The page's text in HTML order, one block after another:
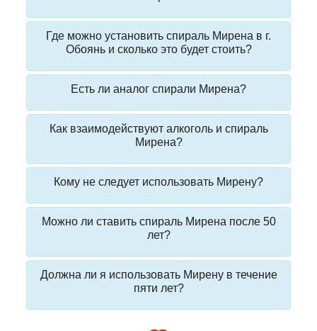
Где можно установить спираль Мирена в г.
Обоянь и сколько это будет стоить?
Есть ли аналог спирали Мирена?
Как взаимодействуют алкоголь и спираль
Мирена?
Кому не следует использовать Мирену?
Можно ли ставить спираль Мирена после 50
лет?
Должна ли я использовать Мирену в течение
пяти лет?